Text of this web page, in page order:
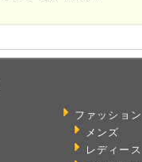
ファッション
メンズ
レディース